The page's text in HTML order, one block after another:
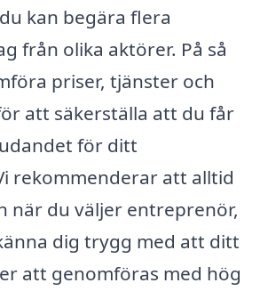
kan begära flera
från olika aktörer. På så
priser, tjänster och
att säkerställa att du får
för ditt
rekommenderar att alltid
när du väljer entreprenör,
dig trygg med att ditt
att genomföras med hög